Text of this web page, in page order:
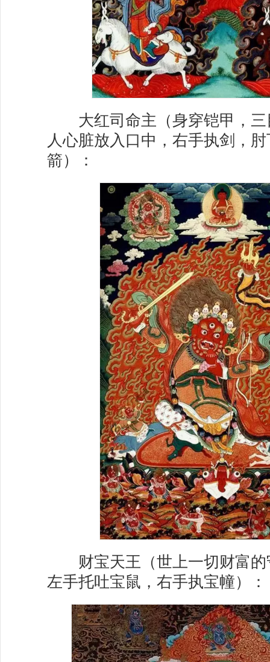
大红司命主（身穿铠甲，三
人心脏放入口中，右手执剑，
箭）：
财宝天王（世上一切财富的
左手托吐宝鼠，右手执宝幢）：